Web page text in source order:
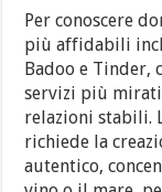
Per conoscere
più affidabili
Badoo e Tinder,
servizi più mirati
relazioni stabili.
richiede la
autentico,